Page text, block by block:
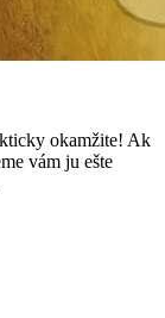
okamžite! Ak
vám ju ešte